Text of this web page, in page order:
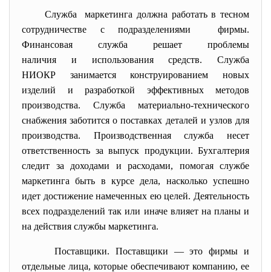
Служба маркетинга должна работать в тесном
сотрудничестве с подразделениями фирмы.
Финансовая служба решает проблемы
наличия и использованиясредств. Служба
НИОКР занимается конструированием новых
изделий и разработкой эффективных методов
производства. Служба материально-технического
снабжения заботится о поставках деталей и узлов для
производства. Производственная служба несет
ответственность за выпуск продукции. Бухгалтерия
следит за доходами и расходами, помогая службе
маркетинга быть в курсе дела, насколько успешно
идет достижение намеченных ею целей. Деятельность
всех подразделений так или иначе влияет на планы и
на действия службы маркетинга.
Поставщики. Поставщики — это фирмы и
отдельные лица, которые обеспечивают компанию, ее